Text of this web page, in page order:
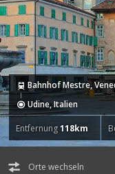
Bahnhof Mestre,
Udine, Italien
Entfernung118km
Orte wechseln